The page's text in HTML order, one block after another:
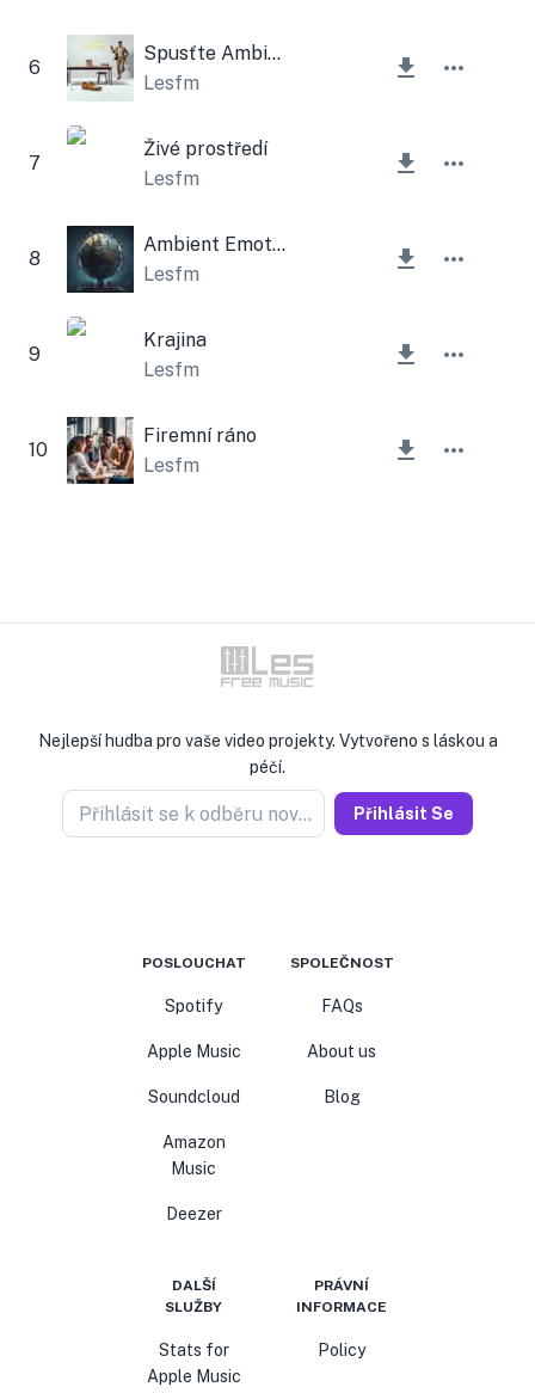
6
Spusťte Ambient
Lesfm
7
Živé prostředí
Lesfm
8
Ambient Emotional Sad
Lesfm
9
Krajina
Lesfm
10
Firemní ráno
Lesfm
Nejlepší hudba pro vaše video projekty. Vytvořeno s láskou a
péčí.
Přihlásit se k odběru novinek Přihlásit Se
POSLOUCHAT
Spotify
Apple Music
Soundcloud
Amazon
Music
Deezer
SPOLEČNOST
FAQs
About us
Blog
DALŠÍ
SLUŽBY
Stats for
Apple Music
PRÁVNÍ
INFORMACE
Policy